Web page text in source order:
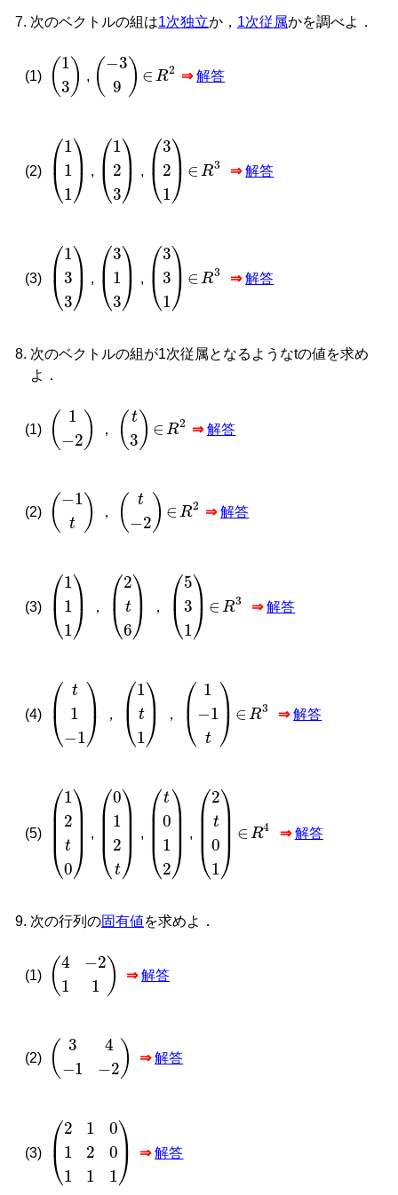
次のベクトルの組は1次独立か， 1次従属かを調べよ．
(1)
13
,
−39∈ 2
⇒ 解答
(2)
1 11
,
1 23
,
3 21 ∈ R3
⇒ 解答
(3)
1 33
,
3 13
,
3 31 ∈ R3
⇒ 解答
次のベクトルの組が1次従属となるようなtの値を求め
よ．
(1)
1− 2
，
t3∈R 2
⇒ 解答
(2)
−1t
，
t− 2∈R
⇒ 解答
(3)
1 11
，
2 6
，
5 31 ∈ R3
⇒ 解答
(4)
1 −1
，
1 1
，
1 t∈ 3
⇒ 解答
(5)
1 2t 0
,
0 12 t
,
0 1 2
,
2 0 1∈ R4
⇒ 解答
次の行列の固有値を求めよ．
(1)
(4− 11)
⇒ 解答
(2)
(3 4− 2
⇒ 解答
(3)
(2 1 1 01 1
⇒ 解答